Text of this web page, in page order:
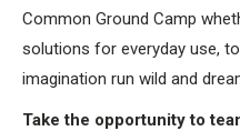
Common Ground Camp
solutions for everyday use,
imagination run wild and
Take the opportunity to